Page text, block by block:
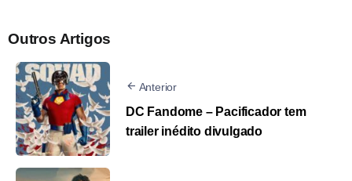
Outros Artigos
Anterior
DC Fandome – Pacificador tem
trailer inédito divulgado